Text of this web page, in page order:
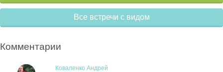
Все встречи с видом
Комментарии
Коваленко Андрей